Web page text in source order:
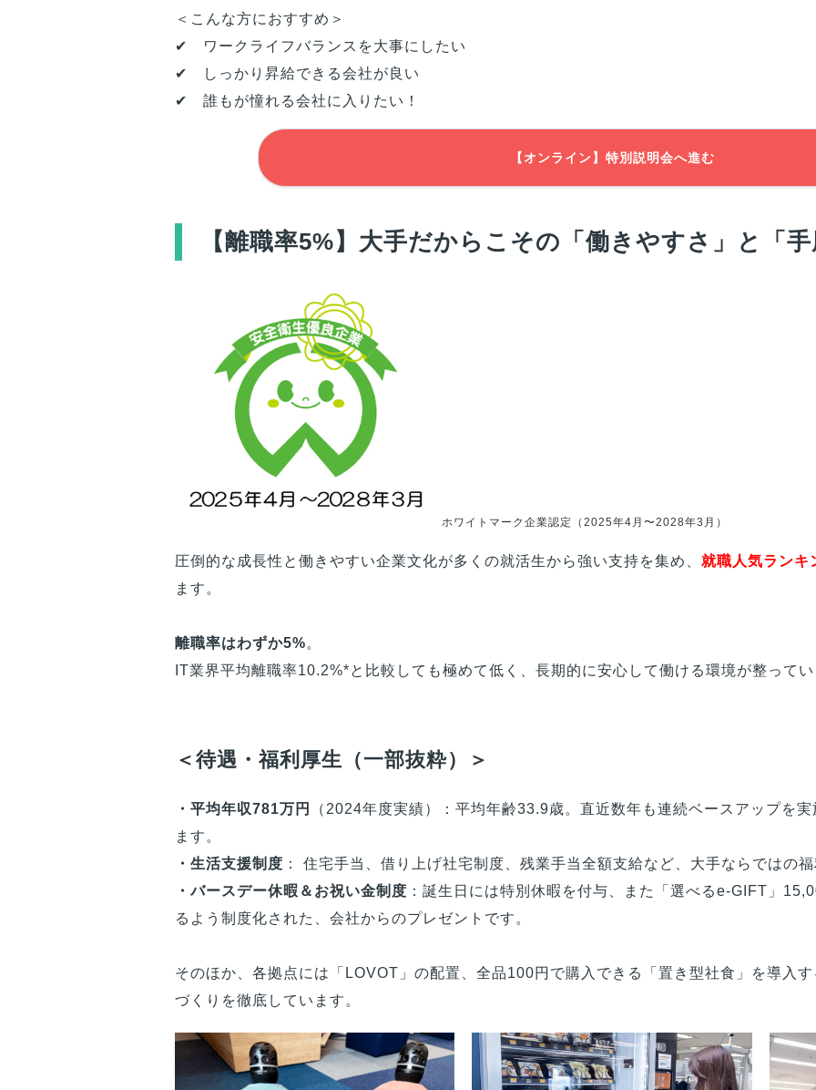
＜こんな方におすすめ＞
✔ ワークライフバランスを大事にしたい
✔ しっかり昇給できる会社が良い
✔ 誰もが憧れる会社に入りたい！
【オンライン】特別説明会へ進む
【離職率5%】大手だからこその「働きやすさ」と「手
ホワイトマーク企業認定（2025年4月〜2028年3月）
圧倒的な成長性と働きやすい企業文化が多くの就活生から強い支持を集め、 就職人気ランキ
ます。
離職率はわずか5%。
IT業界平均離職率10.2%*と比較しても極めて低く、長期的に安心して働ける環境が整ってい
＜待遇・福利厚生（一部抜粋）＞
・平均年収781万円
（2024年度実績）：平均年齢33.9歳。直近数年も連続ベースアップを
ます。
・生活支援制度 ： 住宅手当、借り上げ社宅制度、残業手当全額支給など、大手ならではの福
・バースデー休暇＆お祝い金制度 ：誕生日には特別休暇を付与、また「選べるe-GIFT」
るよう制度化された、会社からのプレゼントです。
そのほか、各拠点には「LOVOT」の配置、全品100円で購入できる「置き型社食」を導入
づくりを徹底しています。